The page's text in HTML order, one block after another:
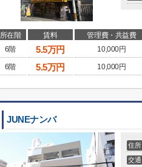
所在階 賃料 管理費・共益費
6階
5.5万円 10,000円
6階
5.5万円 10,000円
JUNEナンバ
住所
交通